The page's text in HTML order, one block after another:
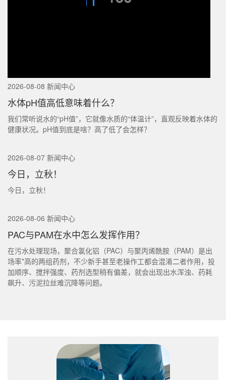
2026-08-08 新闻中心
水体pH值高低意味着什么？
我们常听说水的“pH值”，它就像水质的“体温计”，直观反映着水体的
健康状况。pH值到底是啥？高了低了会怎样？
2026-08-07 新闻中心
今日，立秋！
今日，立秋！
2026-08-06 新闻中心
PAC与PAM在水中怎么发挥作用？
在污水处理现场，聚合氯化铝（PAC）与聚丙烯酰胺（PAM）是出
场率*高的两组药剂，不少新手甚至老操作工都会混淆二者作用，投
加顺序、搅拌强度、药剂选型稍有偏差，就会出现出水浑浊、药耗
飙升、污泥拉丝难沉降等问题。